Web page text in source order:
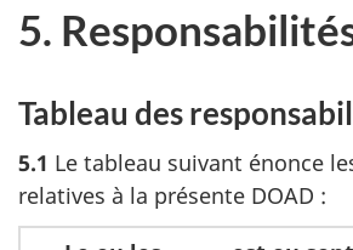
5.
Tableau des
5.1 Le tableau suivant énonce
relatives à la présente DOAD :